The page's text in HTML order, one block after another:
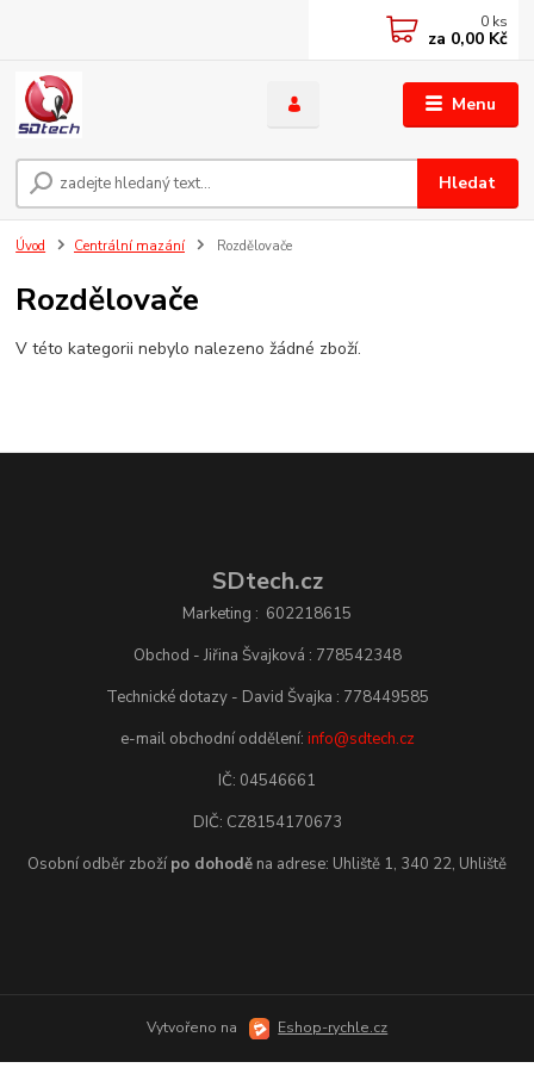
Menu
Hledat
0 ks
za 0,00 Kč
Úvod Centrální mazání Rozdělovače
Rozdělovače
V této kategorii nebylo nalezeno žádné zboží.
SDtech.cz
Marketing : 602218615
Obchod - Jiřina Švajková : 778542348
Technické dotazy - David Švajka : 778449585
e-mail obchodní oddělení: info@sdtech.cz
IČ: 04546661
DIČ: CZ8154170673
Osobní odběr zboží po dohodě na adrese: Uhliště 1, 340 22, Uhliště
Vytvořeno na Eshop-rychle.cz